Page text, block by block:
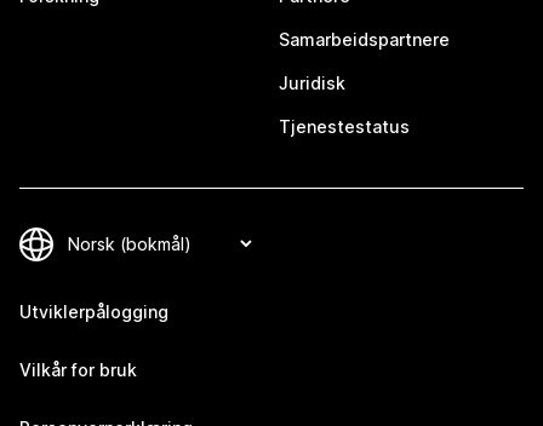
Samarbeidspartnere
Juridisk
Tjenestestatus
Utviklerpålogging
Vilkår for bruk